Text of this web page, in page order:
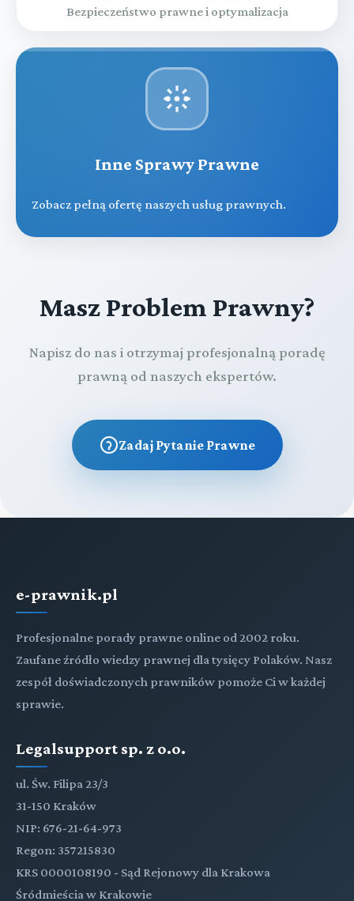
Bezpieczeństwo prawne i optymalizacja
Inne Sprawy Prawne
Zobacz pełną ofertę naszych usług prawnych.
Masz Problem Prawny?
Napisz do nas i otrzymaj profesjonalną poradę
prawną od naszych ekspertów.
Zadaj Pytanie Prawne
e-prawnik.pl
Profesjonalne porady prawne online od 2002 roku.
Zaufane źródło wiedzy prawnej dla tysięcy Polaków. Nasz
zespół doświadczonych prawników pomoże Ci w każdej
sprawie.
Legalsupport sp. z o.o.
ul. Św. Filipa 23/3
31-150 Kraków
NIP: 676-21-64-973
Regon: 357215830
KRS 0000108190 - Sąd Rejonowy dla Krakowa
Śródmieścia w Krakowie